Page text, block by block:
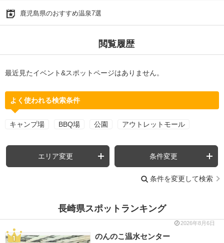
鹿児島県のおすすめ温泉7選
閲覧履歴
最近見たイベント&スポットページはありません。
よく使われる検索条件
キャンプ場 BBQ場 公園 アウトレットモール
エリア変更 条件変更
条件を変更して検索
長崎県スポットランキング
2026年8月6日
のんのこ温水センター